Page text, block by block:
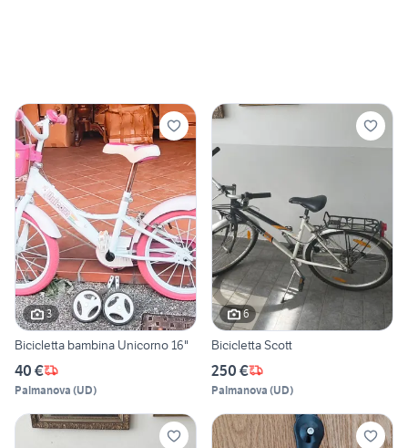
3
Bicicletta bambina Unicorno 16"
40 €
Palmanova (UD)
6
Bicicletta Scott
250 €
Palmanova (UD)